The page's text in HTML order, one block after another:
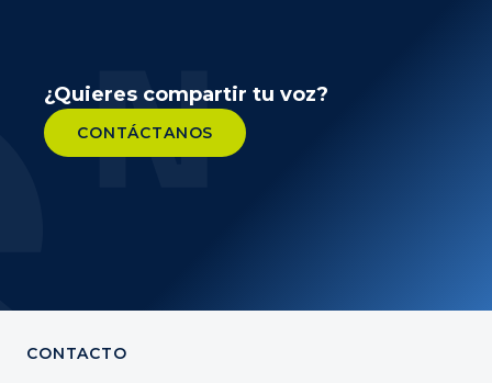
¿Quieres compartir tu voz?
CONTÁCTANOS
CONTACTO